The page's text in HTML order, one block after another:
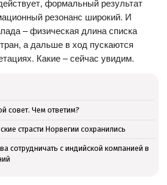
формальный результат
резонанс широкий. И
– физическая длина списка
а дальше в ход пускаются
Какие – сейчас увидим.
совет. Чем ответим?
страсти Норвегии сохранились
сотрудничать с индийской компанией в